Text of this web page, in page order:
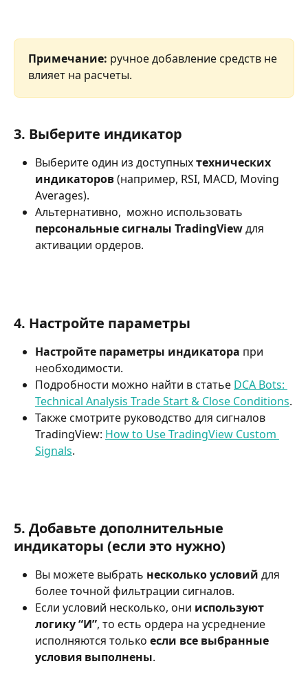
Примечание: ручное добавление средств не
влияет на расчеты.
3. Выберите индикатор
Выберите один из доступных технических
индикаторов (например, RSI, MACD, Moving
Averages).
Альтернативно,  можно использовать
персональные сигналы TradingView для
активации ордеров.
4. Настройте параметры
Настройте параметры индикатора при
необходимости.
Подробности можно найти в статье DCA Bots:
Technical Analysis Trade Start & Close Conditions.
Также смотрите руководство для сигналов
TradingView: How to Use TradingView Custom
Signals.
5. Добавьте дополнительные
индикаторы (если это нужно)
Вы можете выбрать несколько условий для
более точной фильтрации сигналов.
Если условий несколько, они используют
логику “И”, то есть ордера на усреднение
исполняются только если все выбранные
условия выполнены.